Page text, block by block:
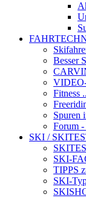
Besser
Fitness
Spuren
Forum -
SKI /
SKI-
TIPPS
SKI-